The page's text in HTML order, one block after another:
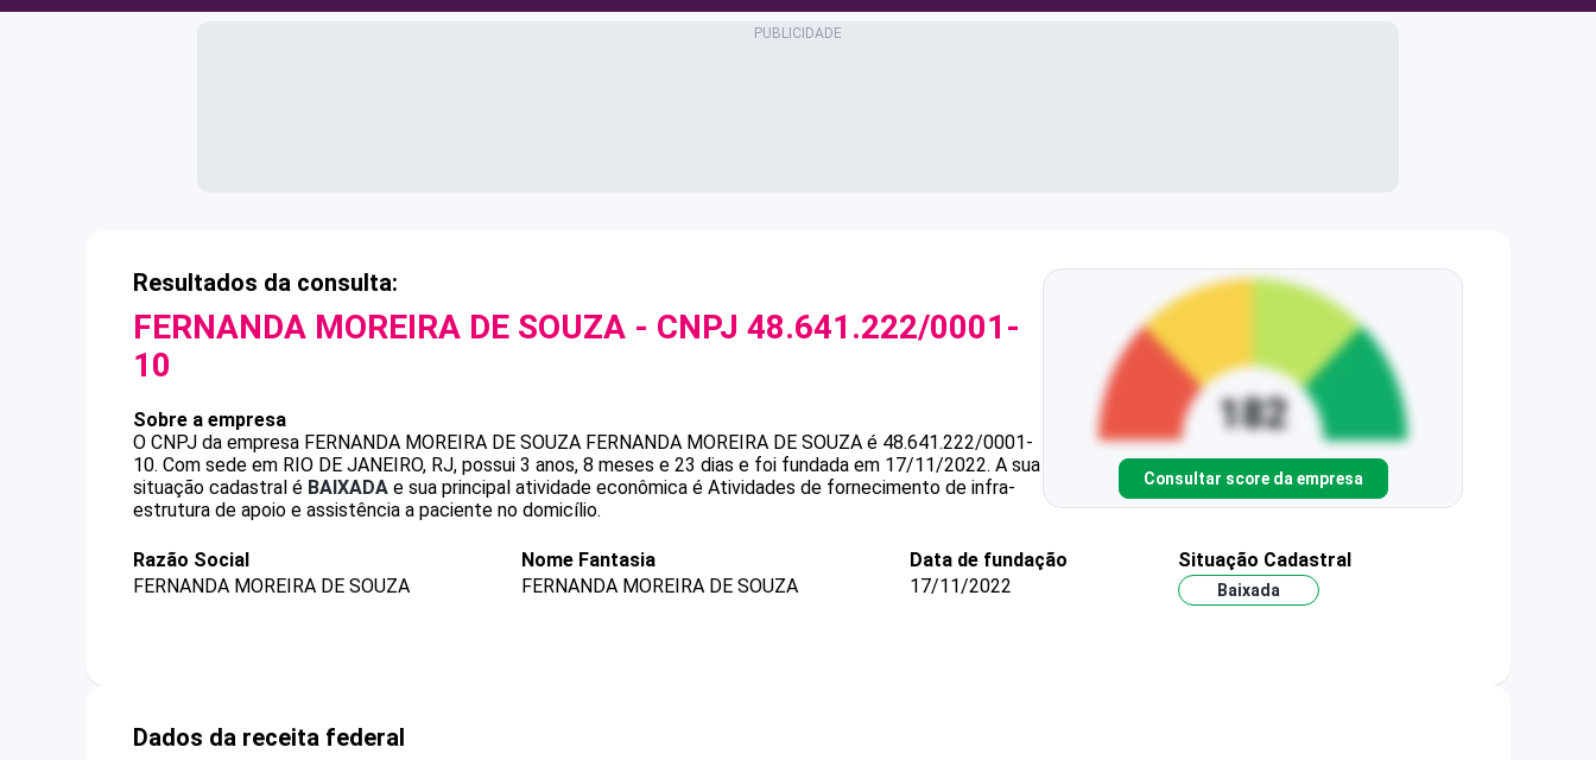
Resultados da consulta:
FERNANDA MOREIRA DE SOUZA - CNPJ 48.641.222/0001-
10
Sobre a empresa
O CNPJ da empresa FERNANDA MOREIRA DE SOUZA FERNANDA MOREIRA DE SOUZA é 48.641.222/0001-
10. Com sede em RIO DE JANEIRO, RJ, possui 3 anos, 8 meses e 23 dias e foi fundada em 17/11/2022. A sua
situação cadastral é BAIXADA e sua principal atividade econômica é Atividades de fornecimento de infra-
estrutura de apoio e assistência a paciente no domicílio.
Consultar score da empresa
Razão Social
FERNANDA MOREIRA DE SOUZA
Nome Fantasia
FERNANDA MOREIRA DE SOUZA
Data de fundação
17/11/2022
Situação Cadastral
Baixada
Dados da receita federal